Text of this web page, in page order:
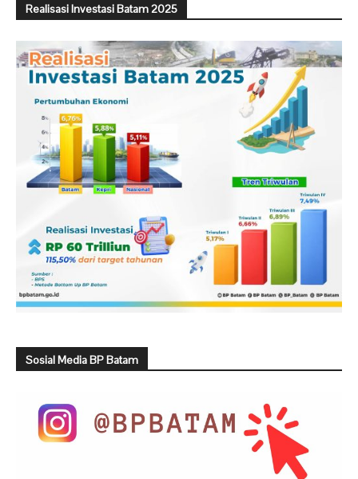
Realisasi Investasi Batam 2025
Sosial Media BP Batam